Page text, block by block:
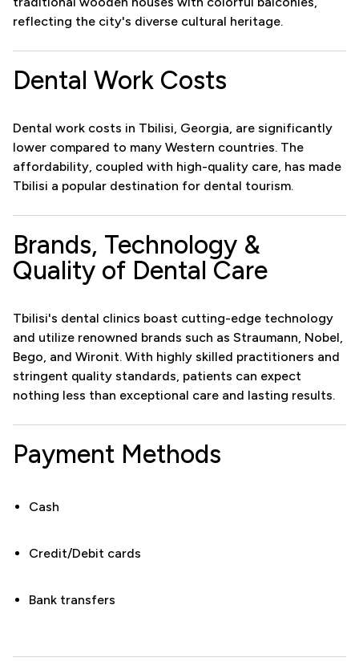
reflecting the city's diverse cultural heritage.
Dental Work Costs
Dental work costs in Tbilisi, Georgia, are significantly
lower compared to many Western countries. The
affordability, coupled with high-quality care, has made
Tbilisi a popular destination for dental tourism.
Brands, Technology &
Quality of Dental Care
Tbilisi's dental clinics boast cutting-edge technology
and utilize renowned brands such as Straumann, Nobel,
Bego, and Wironit. With highly skilled practitioners and
stringent quality standards, patients can expect
nothing less than exceptional care and lasting results.
Payment Methods
Cash
Credit/Debit cards
Bank transfers